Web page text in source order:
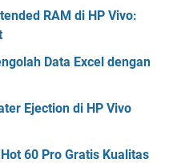
RAM di HP Vivo:
Data Excel dengan
Ejection di HP Vivo
60 Pro Gratis Kualitas